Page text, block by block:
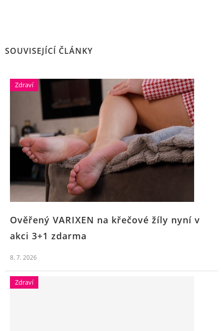
SOUVISEJÍCÍ ČLÁNKY
Zdraví
Ověřený VARIXEN na křečové žíly nyní v
akci 3+1 zdarma
8. 7. 2026
Zdraví